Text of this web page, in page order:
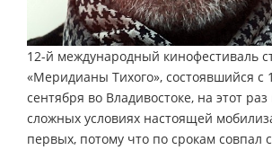
12-й международный кинофестиваль
«Меридианы Тихого», состоявшийся с
сентября во Владивостоке, на этот
сложных условиях настоящей
первых, потому что по срокам совпал